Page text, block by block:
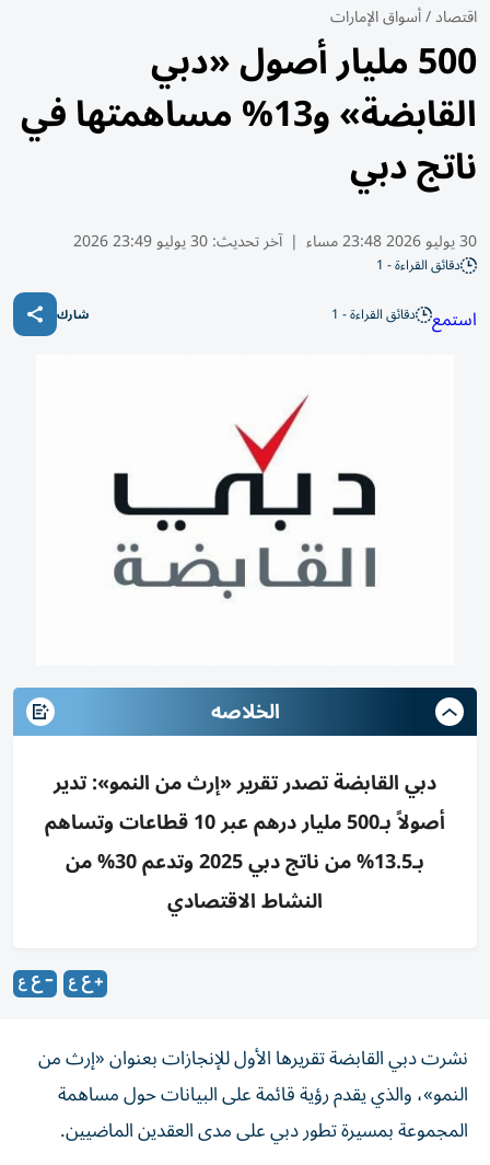
اقتصاد/أسواق الإمارات
500 مليار أصول «دبي
القابضة» و13% مساهمتها في
ناتج دبي
30 يوليو 2026 23:48 مساء | آخر تحديث:30 يوليو 23:49 2026
دقائق القراءة - 1
استمع دقائق القراءة - 1 شارك
الخلاصه
دبي القابضة تصدر تقرير «إرث من النمو»: تدير
أصولاً بـ500 مليار درهم عبر 10 قطاعات وتساهم
بـ13.5% من ناتج دبي 2025 وتدعم 30% من
النشاط الاقتصادي
نشرت دبي القابضة تقريرها الأول للإنجازات بعنوان «إرث من
النمو»، والذي يقدم رؤية قائمة على البيانات حول مساهمة
المجموعة بمسيرة تطور دبي على مدى العقدين الماضيين.